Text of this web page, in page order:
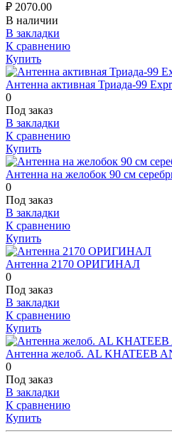
₽ 2070.00
В наличии
В закладки
К сравнению
Купить
Антенна активная Триада-99
0
Под заказ
В закладки
К сравнению
Купить
Антенна на желобок 90 см
0
Под заказ
В закладки
К сравнению
Купить
Антенна 2170 ОРИГИНАЛ
0
Под заказ
В закладки
К сравнению
Купить
Антенна желоб. AL KHATEEB
0
Под заказ
В закладки
К сравнению
Купить